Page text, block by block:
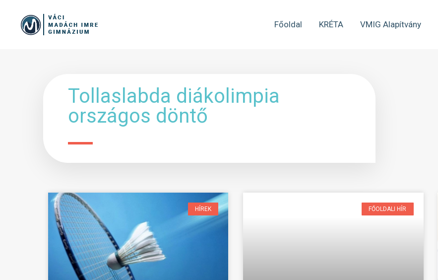
Főoldal KRÉTA VMIG Alapítvány
Tollaslabda diákolimpia
országos döntő
HÍREK FŐOLDALI HÍR